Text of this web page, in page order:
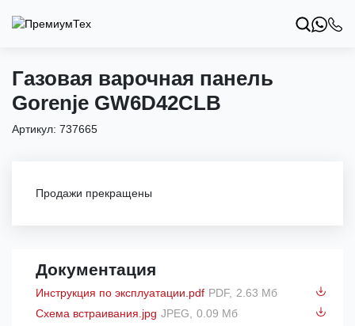
Газовая варочная панель
Gorenje GW6D42CLB
Артикул: 737665
Продажи прекращены
Документация
Инструкция по эксплуатации.pdf PDF, 2.63 Мб
Схема встраивания.jpg JPEG, 0.09 Мб